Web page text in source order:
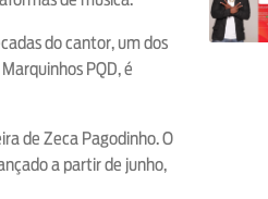
do cantor, um dos
PQD, é
de Zeca Pagodinho. O
a partir de junho,